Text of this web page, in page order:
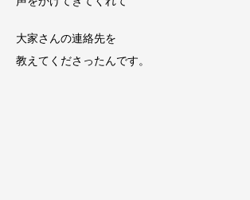
大家さんの連絡先を
教えてくださったんです。